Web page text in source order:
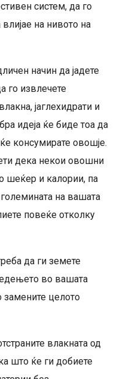
систем, да го
на нивото на
начин да јадете
го извлечете
јаглехидрати и
идеја ќе биде тоа да
консумирате овошје.
дека некои овошни
шеќер и калории, па
на вашата
повеќе отколку
да ги земете
во вашата
замените целото
влакната од
што ќе ги добиете